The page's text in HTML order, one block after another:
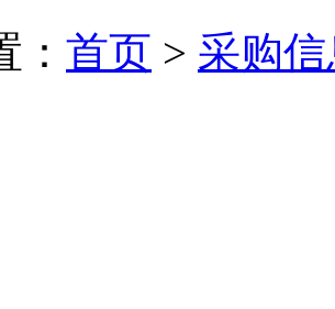
首页 > 采购